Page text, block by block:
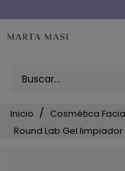
Inicio Cosmética
Round Lab Gel